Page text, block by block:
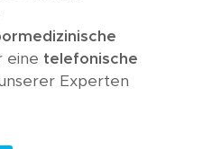
eine telefonische
Experten